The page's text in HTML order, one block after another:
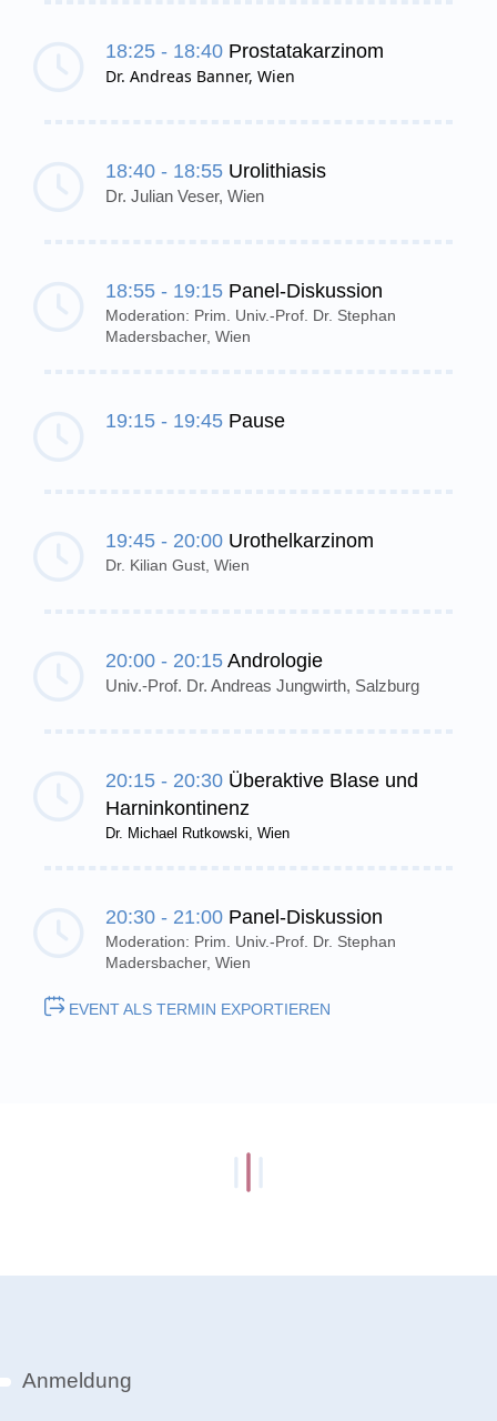
18:25 - 18:40 Prostatakarzinom
Dr. Andreas Banner, Wien
18:40 - 18:55 Urolithiasis
Dr. Julian Veser, Wien
18:55 - 19:15 Panel-Diskussion
Moderation: Prim. Univ.-Prof. Dr. Stephan
Madersbacher, Wien
19:15 - 19:45 Pause
19:45 - 20:00 Urothelkarzinom
Dr. Kilian Gust, Wien
20:00 - 20:15 Andrologie
Univ.-Prof. Dr. Andreas Jungwirth, Salzburg
20:15 - 20:30 Überaktive Blase und
Harninkontinenz
Dr. Michael Rutkowski, Wien
20:30 - 21:00 Panel-Diskussion
Moderation: Prim. Univ.-Prof. Dr. Stephan
Madersbacher, Wien
EVENT ALS TERMIN EXPORTIEREN
Anmeldung